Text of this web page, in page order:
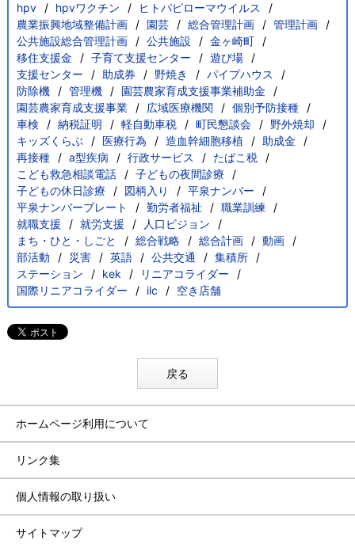
hpv
hpvワクチン
ヒトパピローマウイルス
農業振興地域整備計画
園芸 総合管理計画
管理計画
公共施設総合管理計画
公共施設
金ヶ崎町
移住支援金
子育て支援センター
遊び場
支援センター
助成券 野焼き
パイプハウス
防除機
管理機
園芸農家育成支援事業補助金
園芸農家育成支援事業
広域医療機関
個別予防接種
車検
納税証明 軽自動車税 町民懇談会
野外焼却
キッズくらぶ
医療行為 造血幹細胞移植
助成金
再接種
a型疾病 行政サービス
たばこ税
こども救急相談電話
子どもの夜間診療
子どもの休日診療
図柄入り
平泉ナンバー
平泉ナンバープレート
勤労者福祉
職業訓練
就職支援
就労支援
人口ビジョン
まち・ひと・しごと
総合戦略 総合計画
動画
部活動
災害 英語 公共交通
集積所
ステーション
kek
リニアコライダー
国際リニアコライダー
ilc 空き店舗
戻る
ホームページ利用について
リンク集
個人情報の取り扱い
サイトマップ